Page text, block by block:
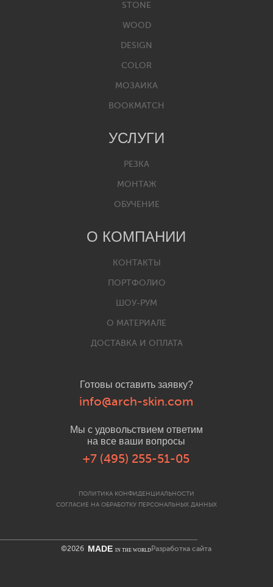
Готовы оставить заявку?
info@arch-skin.com
Мы с удовольствием ответим
на все ваши вопросы
+7 (495) 255-51-05
ПОЛИТИКА КОНФИДЕНЦИАЛЬНОСТИ
СОГЛАСИЕ НА ОБРАБОТКУ ПЕРСОНАЛЬНЫХ ДАННЫХ
STONE
WOOD
DESIGN
COLOR
МОЗАИКА
BOOKMATCH
УСЛУГИ
РЕЗКА
МОНТАЖ
ОБУЧЕНИЕ
О КОМПАНИИ
КОНТАКТЫ
ПОРТФОЛИО
ШОУ-РУМ
О МАТЕРИАЛЕ
ДОСТАВКА И ОПЛАТА
©2026 MADEIN THE WORLD Разработка сайта